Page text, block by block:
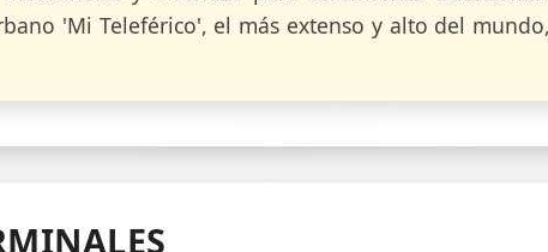
'Mi Teleférico', el más extenso y alto del